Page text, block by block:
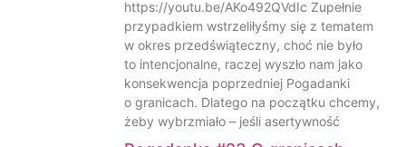
https://youtu.be/AKo492QVdIc Zupełnie
przypadkiem wstrzeliłyśmy się z tematem
w okres przedświąteczny, choć nie było
to intencjonalne, raczej wyszło nam jako
konsekwencja poprzedniej Pogadanki
o granicach. Dlatego na początku chcemy,
żeby wybrzmiało – jeśli asertywność